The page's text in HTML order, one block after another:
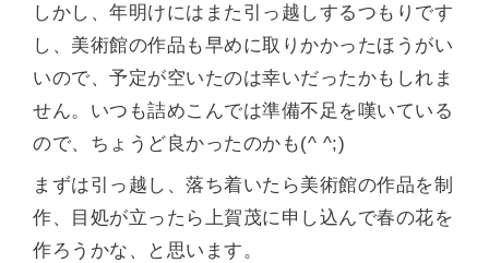
しかし、年明けにはまた引っ越しするつもりです
し、美術館の作品も早めに取りかかったほうがい
いので、予定が空いたのは幸いだったかもしれま
せん。いつも詰めこんでは準備不足を嘆いている
ので、ちょうど良かったのかも(^ ^;)
まずは引っ越し、落ち着いたら美術館の作品を制
作、目処が立ったら上賀茂に申し込んで春の花を
作ろうかな、と思います。